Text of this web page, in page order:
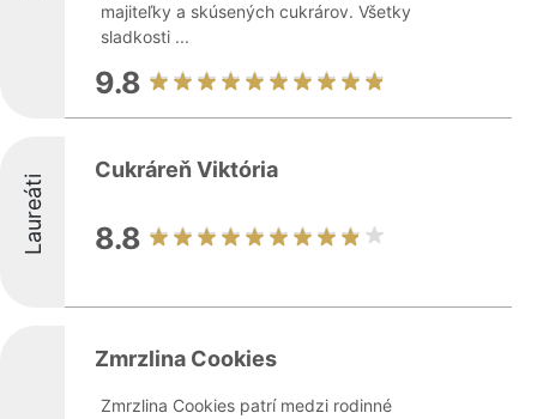
majiteľky a skúsených cukrárov. Všetky
sladkosti ...
9.8
Laureáti
Cukráreň Viktória
8.8
Zmrzlina Cookies
Zmrzlina Cookies patrí medzi rodinné